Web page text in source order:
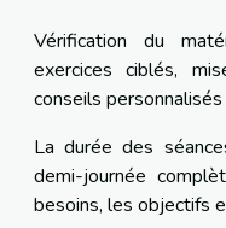
Vérification du
exercices ciblés,
conseils
La durée des
demi-journée
besoins, les objectifs